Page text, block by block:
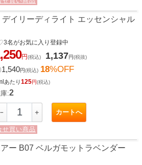
イリーディライト エッセンシャル
3名がお気に入り登録中
円(税込) 1,137円(税抜)
1,540円(税込) 18%OFF
あたり125円(税込)
:2
－ ＋ カートへ
せ買い商品
ー B07 ベルガモットラベンダー